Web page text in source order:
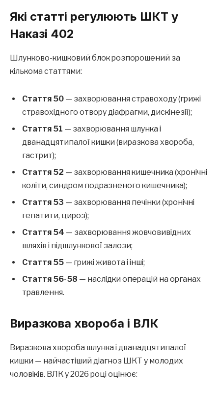
Які статті регулюють ШКТ у
Наказі 402
Шлунково-кишковий блок розпорошений за
кількома статтями:
Стаття 50 — захворювання стравоходу (грижі
стравохідного отвору діафрагми, дискінезії);
Стаття 51 — захворювання шлунка і
дванадцятипалої кишки (виразкова хвороба,
гастрит);
Стаття 52 — захворювання кишечника (хронічні
коліти, синдром подразненого кишечника);
Стаття 53 — захворювання печінки (хронічні
гепатити, цироз);
Стаття 54 — захворювання жовчовивідних
шляхів і підшлункової залози;
Стаття 55 — грижі живота і інші;
Стаття 56-58 — наслідки операцій на органах
травлення.
Виразкова хвороба і ВЛК
Виразкова хвороба шлунка і дванадцятипалої
кишки — найчастіший діагноз ШКТ у молодих
чоловіків. ВЛК у 2026 році оцінює: